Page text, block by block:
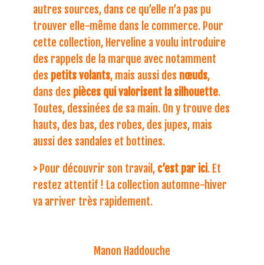
autres sources, dans ce qu’elle n’a pas pu
trouver elle-même dans le commerce. Pour
cette collection, Herveline a voulu introduire
des rappels de la marque avec notamment
des petits volants, mais aussi des nœuds,
dans des pièces qui valorisent la silhouette.
Toutes, dessinées de sa main. On y trouve des
hauts, des bas, des robes, des jupes, mais
aussi des sandales et bottines.
>Pour découvrir son travail, c’est par ici. Et
restez attentif ! La collection automne-hiver
va arriver très rapidement.
Manon Haddouche